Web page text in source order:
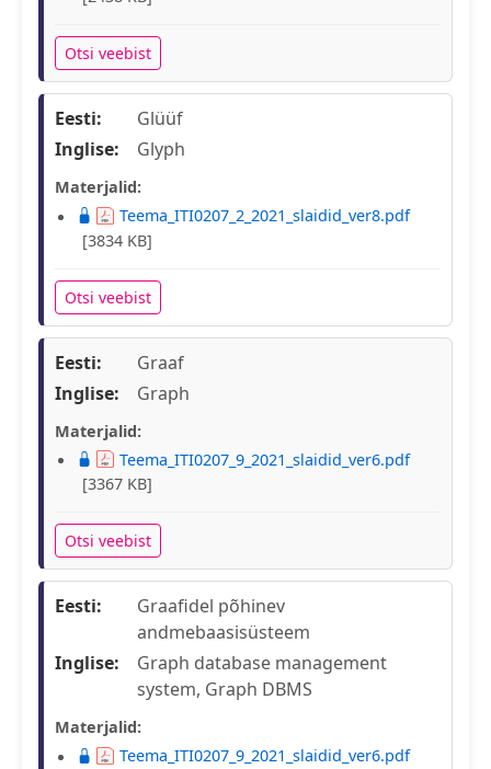
Otsi veebist
Eesti:
Glüüf
Inglise:
Glyph
Materjalid:
Teema_ITI0207_2_2021_slaidid_ver8.pdf
[3834 KB]
Otsi veebist
Eesti:
Graaf
Inglise:
Graph
Materjalid:
Teema_ITI0207_9_2021_slaidid_ver6.pdf
[3367 KB]
Otsi veebist
Eesti:
Graafidel põhinev
andmebaasisüsteem
Inglise:
Graph database management
system, Graph DBMS
Materjalid:
Teema_ITI0207_9_2021_slaidid_ver6.pdf